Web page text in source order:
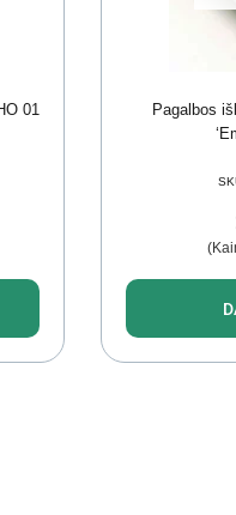
01
Pagalbos